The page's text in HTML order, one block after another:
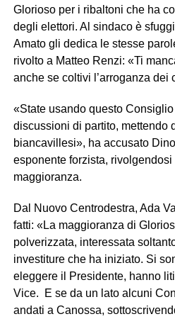
Glorioso per i ribaltoni che ha
degli elettori. Al sindaco è
Amato gli dedica le stesse
rivolto a Matteo Renzi: «Ti
anche se coltivi l’arroganza dei
«State usando questo
discussioni di partito, mettendo
biancavillesi», ha accusato
esponente forzista,
maggioranza.
Dal Nuovo Centrodestra, Ada
fatti: «La maggioranza di
polverizzata, interessata
investiture che ha iniziato. Si
eleggere il Presidente, hanno
Vice. E se da un lato alcuni
andati a Canossa,